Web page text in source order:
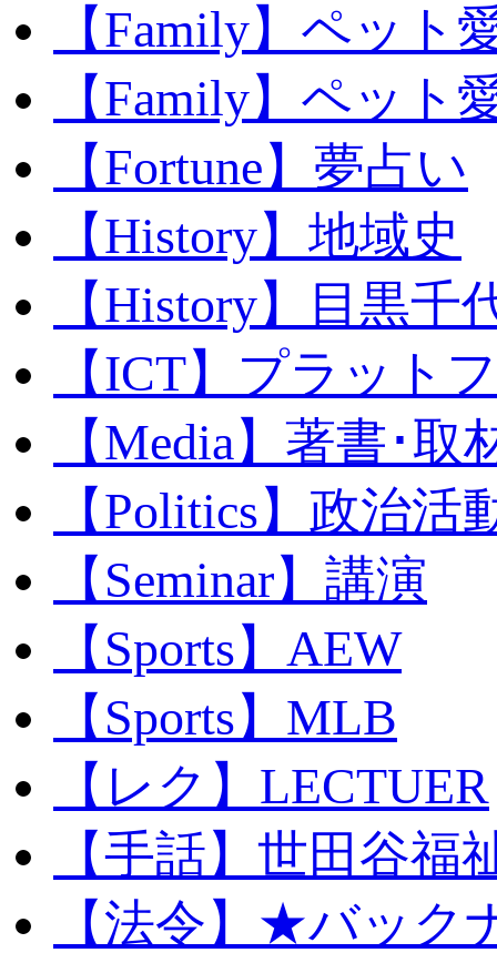
【Family】ペット
【Family】ペット
【Fortune】夢占い
【History】地域史
【History】目黒千
【ICT】プラット
【Media】著書･取
【Politics】政治活
【Seminar】講演
【Sports】AEW
【Sports】MLB
【レク】LECTUER
【手話】世田谷福
【法令】★バック